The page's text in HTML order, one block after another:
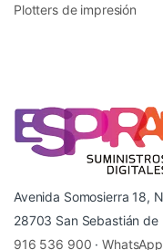
Plotters de impresión
Avenida Somosierra 18,
28703 San Sebastián de
916 536 900 ·